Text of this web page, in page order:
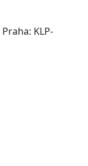
Praha: KLP-